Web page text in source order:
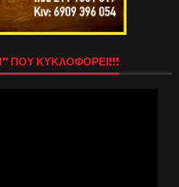
ΠΟΥ ΚΥΚΛΟΦΟΡΕΙ!!!